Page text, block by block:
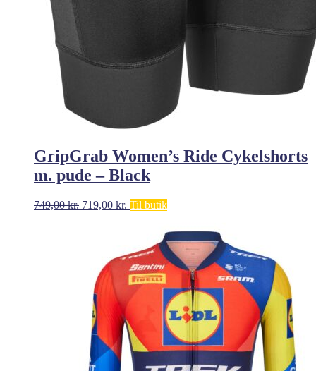
GripGrab Women’s Ride Cykelshorts
m. pude – Black
749,00kr. Den
749,00 kr..
719,00 kr. Den
719,00 kr..
Til butik